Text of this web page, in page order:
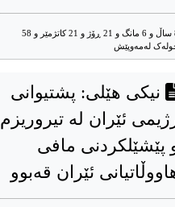
8 ساڵ و 6 مانگ و 21 ڕۆژ و 21 کاتژمێر و 58
له‌مه‌وپێش‌
نیکی هێلی: پشتیوانی
ئێران لە تیروریزم
پێشێلکردنی مافی
ئێران قەبوو